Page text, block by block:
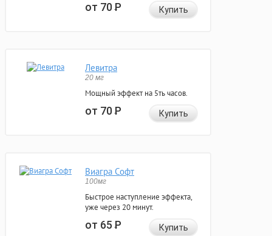
от 70Р Купить
Левитра
20 мг
Мощный эффект на 5ть часов.
от 70Р Купить
Виагра Софт
100мг
Быстрое наступление эффекта,
уже через 20 минут.
от 65Р Купить